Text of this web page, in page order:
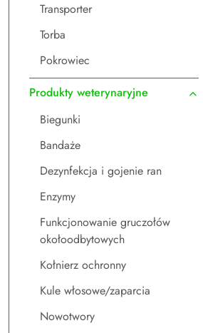
Transporter
Torba
Pokrowiec
Produkty weterynaryjne
Biegunki
Bandaże
Dezynfekcja i gojenie ran
Enzymy
Funkcjonowanie gruczołów
okołoodbytowych
Kołnierz ochronny
Kule włosowe/zaparcia
Nowotwory